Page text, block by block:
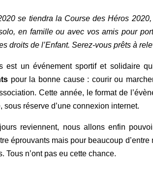
se tiendra la Course des Héros
en famille ou avec vos amis pour
droits de l’Enfant. Serez-vous prêts à
est un événement sportif et solidaire
pour la bonne cause : courir ou
Cette année, le format de
sous réserve d’une connexion internet.
reviennent, nous allons enfin
éprouvants mais pour beaucoup
Tous n’ont pas eu cette chance.